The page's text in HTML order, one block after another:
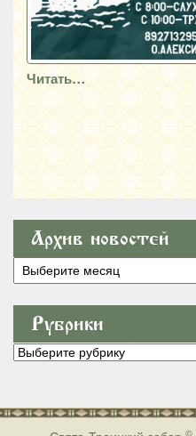
Читать…
Архив новостей
Архив
новостей
Рубрики
Рубрики
©